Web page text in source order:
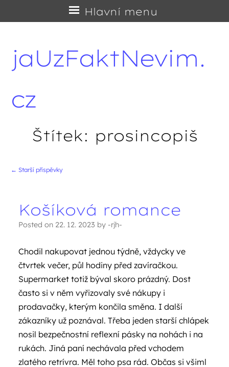
jaUzFaktNevim.
cz
Hlavní menu
na
Štítek: prosincopiš
← Starší příspěvky
Košíková romance
Posted on 22. 12. 2023 by -rjh-
Chodil nakupovat jednou týdně, vždycky ve
čtvrtek večer, půl hodiny před zavíračkou.
Supermarket totiž býval skoro prázdný. Dost
často si v něm vyřizovaly své nákupy i
prodavačky, kterým končila směna. I další
zákazníky už poznával. Třeba jeden starší chlápek
nosil bezpečnostní reflexní pásky na nohách i na
rukách. Jiná paní nechávala před vchodem
zlatého retrívra. Měl toho psa rád. Občas si všiml